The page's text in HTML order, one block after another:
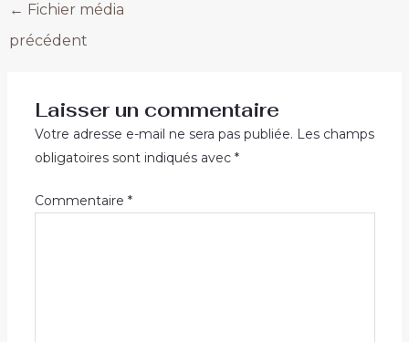
← Fichier média
précédent
Laisser un commentaire
Votre adresse e-mail ne sera pas publiée. Les champs
obligatoires sont indiqués avec *
Commentaire *